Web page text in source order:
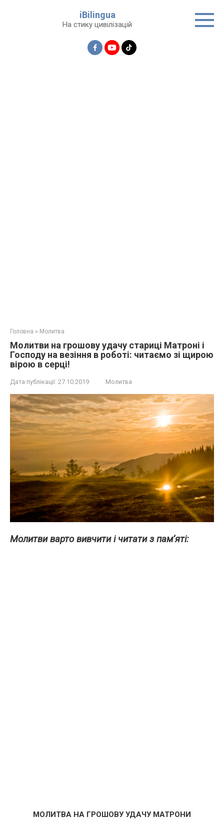
iBilingua
На стику цивілізацій
Головна » Молитва
Молитви на грошову удачу стариці Матроні і
Господу на везіння в роботі: читаємо зі щирою
вірою в серці!
Дата публікації: 27.10.2019 Молитва
Молитви варто вивчити і читати з пам’яті:
МОЛИТВА НА ГРОШОВУ УДАЧУ МАТРОНИ